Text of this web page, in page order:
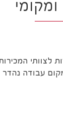
ומקומי
לצוותי
עבודה נהדר